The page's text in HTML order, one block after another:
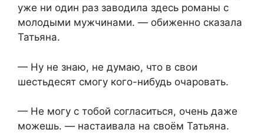
уже ни один раз заводила здесь романы с
молодыми мужчинами. — обиженно сказала
Татьяна.
— Ну не знаю, не думаю, что в свои
шестьдесят смогу кого-нибудь очаровать.
— Не могу с тобой согласиться, очень даже
можешь. — настаивала на своём Татьяна.